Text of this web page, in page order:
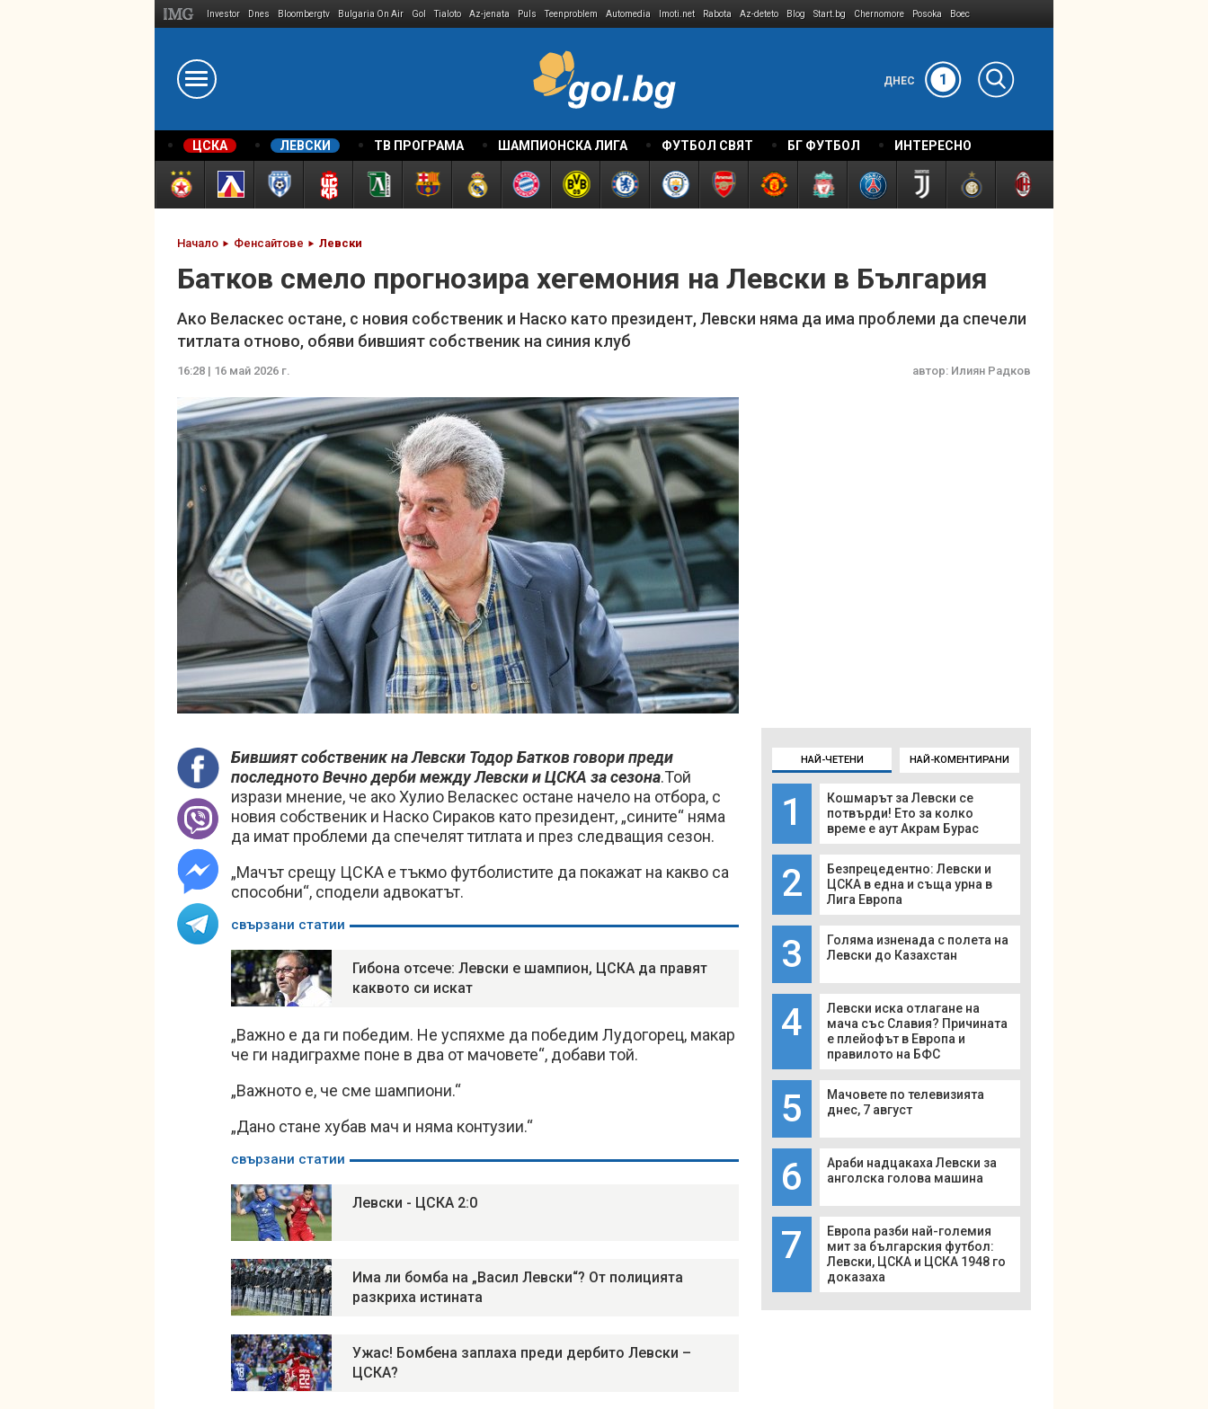
Investor Dnes Bloombergtv Bulgaria On Air Gol Tialoto Az-jenata Puls Teenproblem Automedia Imoti.net Rabota Az-deteto Blog Start.bg Chernomore Posoka Boec
ДНЕС 1
ЦСКА ЛЕВСКИ ТВ ПРОГРАМА ШАМПИОНСКА ЛИГА ФУТБОЛ СВЯТ БГ ФУТБОЛ ИНТЕРЕСНО
Начало Фенсайтове Левски
Батков смело прогнозира хегемония на Левски в България
Ако Веласкес остане, с новия собственик и Наско като президент, Левски няма да има проблеми да спечели
титлата отново, обяви бившият собственик на синия клуб
16:28 | 16 май 2026 г. автор: Илиян Радков
Бившият собственик на Левски Тодор Батков говори преди
последното Вечно дерби между Левски и ЦСКА за сезона.Той
изрази мнение, че ако Хулио Веласкес остане начело на отбора, с
новия собственик и Наско Сираков като президент, „сините“ няма
да имат проблеми да спечелят титлата и през следващия сезон.
„Мачът срещу ЦСКА е тъкмо футболистите да покажат на какво са
способни“, сподели адвокатът.
свързани статии
Гибона отсече: Левски е шампион, ЦСКА да правят
каквото си искат
„Важно е да ги победим. Не успяхме да победим Лудогорец, макар
че ги надиграхме поне в два от мачовете“, добави той.
„Важното е, че сме шампиони.“
„Дано стане хубав мач и няма контузии.“
свързани статии
Левски - ЦСКА 2:0
Има ли бомба на „Васил Левски“? От полицията
разкриха истината
Ужас! Бомбена заплаха преди дербито Левски –
ЦСКА?
НАЙ-ЧЕТЕНИ НАЙ-КОМЕНТИРАНИ
1
Кошмарът за Левски се
потвърди! Ето за колко
време е аут Акрам Бурас
2
Безпрецедентно: Левски и
ЦСКА в една и съща урна в
Лига Европа
3
Голяма изненада с полета на
Левски до Казахстан
4
Левски иска отлагане на
мача със Славия? Причината
е плейофът в Европа и
правилото на БФС
5
Мачовете по телевизията
днес, 7 август
6
Араби надцакаха Левски за
анголска голова машина
7
Европа разби най-големия
мит за българския футбол:
Левски, ЦСКА и ЦСКА 1948 го
доказаха